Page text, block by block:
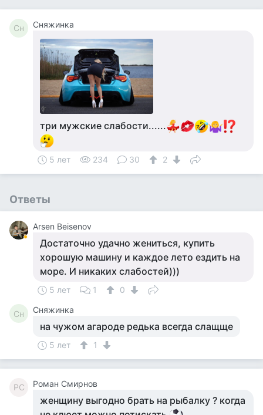
Сн Сняжинка
три мужские слабости......
5 лет 234 30 2
Ответы
Arsen Beisenov
Достаточно удачно жениться, купить
хорошую машину и каждое лето ездить на
море. И никаких слабостей)))
5 лет 1 0
Сн Сняжинка
на чужом агароде редька всегда слащще
5 лет 1
РС Роман Смирнов
женщину выгодно брать на рыбалку ? когда